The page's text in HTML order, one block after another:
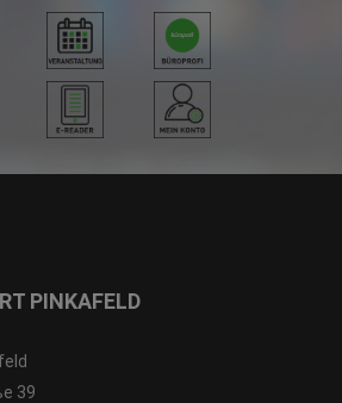
PINKAFELD
39